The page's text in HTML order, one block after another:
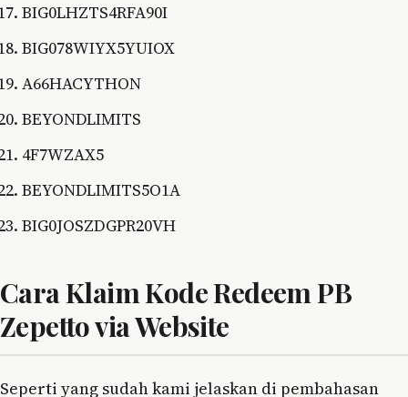
BIG0LHZTS4RFA90I
BIG078WIYX5YUIOX
A66HACYTHON
BEYONDLIMITS
4F7WZAX5
BEYONDLIMITS5O1A
BIG0JOSZDGPR20VH
Cara Klaim Kode Redeem PB
Zepetto via Website
Seperti yang sudah kami jelaskan di pembahasan